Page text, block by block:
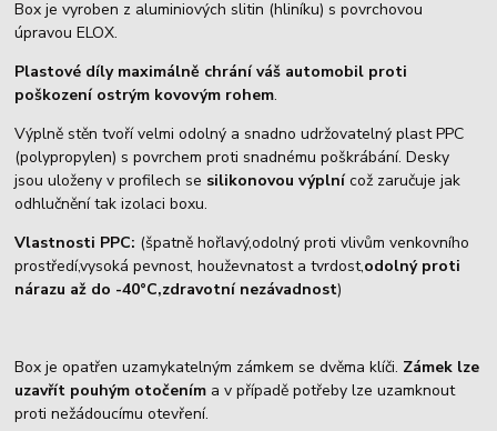
Box je vyroben z aluminiových slitin (hliníku) s povrchovou
úpravou ELOX.
Plastové díly maximálně chrání váš automobil proti
poškození ostrým kovovým rohem.
Výplně stěn tvoří velmi odolný a snadno udržovatelný plast PPC
(polypropylen) s povrchem proti snadnému poškrábání. Desky
jsou uloženy v profilech se silikonovou výplnícož zaručuje jak
odhlučnění tak izolaci boxu.
Vlastnosti PPC: (špatně hořlavý,odolný proti vlivům venkovního
prostředí,vysoká pevnost, houževnatost a tvrdost,odolný proti
nárazu až do -40°C,zdravotní nezávadnost)
Box je opatřen uzamykatelným zámkem se dvěma klíči. Zámek lze
uzavřít pouhým otočením a v případě potřeby lze uzamknout
proti nežádoucímu otevření.